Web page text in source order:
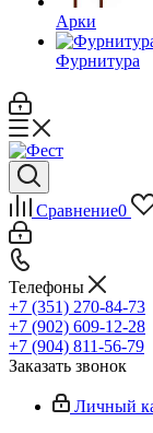
Арки
Фурнитура
Сравнение0
Телефоны
+7 (351) 270-84-73
+7 (902) 609-12-28
+7 (904) 811-56-79
Заказать звонок
Личный